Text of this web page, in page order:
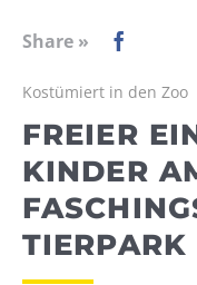
WEBRADIO
Share »
Kostümiert in den Zoo
FREIER
KINDER